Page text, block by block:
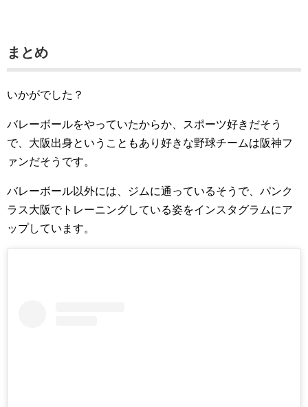
まとめ
いかがでした？
バレーボールをやっていたからか、スポーツ好きだそう
で、大阪出身ということもあり好きな野球チームは阪神フ
ァンだそうです。
バレーボール以外には、ジムに通っているそうで、パンク
ラス大阪でトレーニングしている姿をインスタグラムにア
ップしています。